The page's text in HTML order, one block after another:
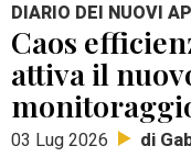
DIARIO DEI NUOVI
Caos
attiva il
03 Lug 2026 di